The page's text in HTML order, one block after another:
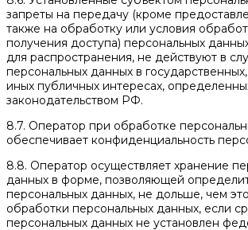
запреты на передачу (кроме
также на обработку или условия
получения доступа) персональных
для распространения, не действуют в
персональных данных в
иных публичных интересах,
законодательством РФ.
8.7. Оператор при обработке
обеспечивает конфиденциальность
8.8. Оператор осуществляет хранение
данных в форме, позволяющей
персональных данных, не дольше, чем
обработки персональных данных, если
персональных данных не установлен